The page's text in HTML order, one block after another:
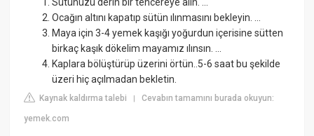
Ocağın altını kapatıp sütün ılınmasını bekleyin. ...
Maya için 3-4 yemek kaşığı yoğurdun içerisine sütten
birkaç kaşık dökelim mayamız ılınsın. ...
Kaplara bölüştürüp üzerini örtün..5-6 saat bu şekilde
üzeri hiç açılmadan bekletin.
Kaynak kaldırma talebi |Cevabın tamamını burada okuyun:
yemek.com